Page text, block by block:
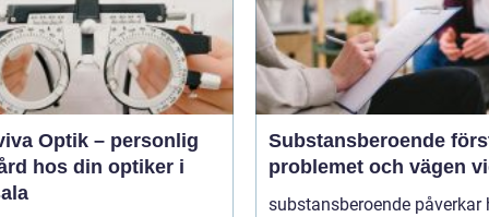
Optik – personlig
hos din optiker i
Substansberoende förstå
problemet och vägen
substansberoende påverkar